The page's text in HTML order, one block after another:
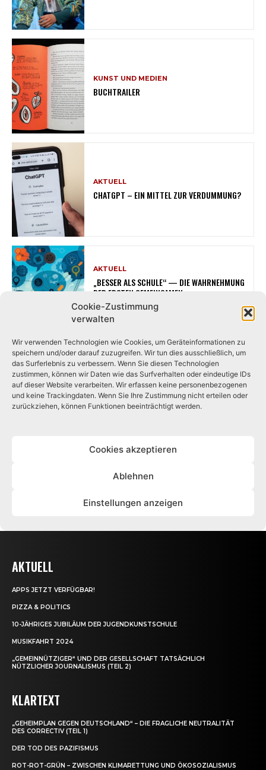
AKTUELL
APPS JETZT VERFÜGBAR!
PIZZA & POLITICS
10-JÄHRIGES JUBILÄUM DER JUGENDKUNSTSCHULE
MUSIKFAHRT 2024
„GEMEINNÜTZIGER“ UND DER GESELLSCHAFT TATSÄCHLICH
NÜTZLICHER JOURNALISMUS (TEIL 2)
KLARTEXT
„GEHEIMPLAN GEGEN DEUTSCHLAND“ – DIE FRAGLICHE NEUTRALITÄT
DES CORRECTIV (TEIL 1)
DER TOD DES PAZIFISMUS
ROT-ROT-GRÜN – ZWISCHEN KLIMARETTUNG UND ÖKOSOZIALISMUS